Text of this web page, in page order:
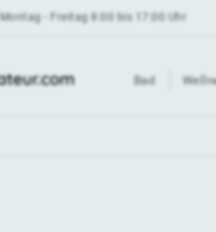
Montag - Freitag 8:00 bis 17:00 Uhr
Bad